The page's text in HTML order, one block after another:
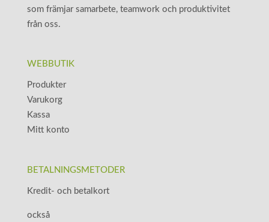
som främjar samarbete, teamwork och produktivitet
från oss.
WEBBUTIK
Produkter
Varukorg
Kassa
Mitt konto
BETALNINGSMETODER
Kredit- och betalkort
också